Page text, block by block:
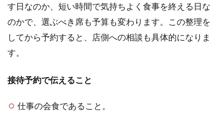
す日なのか、短い時間で気持ちよく食事を終える日な
のかで、選ぶべき席も予算も変わります。この整理を
してから予約すると、店側への相談も具体的になりま
す。
接待予約で伝えること
仕事の会食であること。